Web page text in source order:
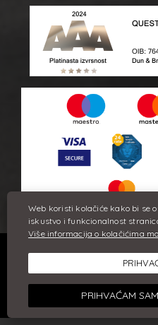
Sve cijene iskazane su u
što bolji i točniji opis i
garantirati da su svi navedeni
Ne odgovaramo za
proizvoda, greške prilikom
Web koristi kolačiće kako bi se
iskustvo i funkcionalnost
Više informacija o kolačićima
PRIHVAĆAM